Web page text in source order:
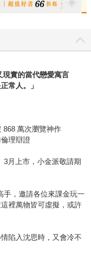
實的當代戀愛寓言
常人。」
868 萬次瀏覽神作
理辯證
月上市，小金派敬請期
手，邀請各位來課金玩一
裡萬物皆可虛擬，或許
陷入沈思時，又會冷不